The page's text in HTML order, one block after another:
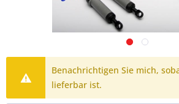
Benachrichtigen Sie mich,
lieferbar ist.